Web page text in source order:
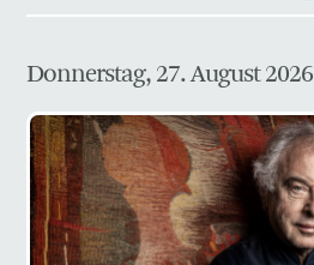
Donnerstag, 27. August 2026